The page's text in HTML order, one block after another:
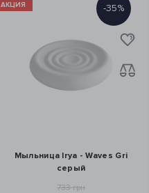
АКЦИЯ -35%
Мыльница Irya - Waves Gri
серый
733 грн